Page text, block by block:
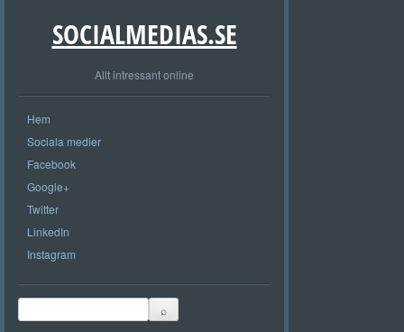
SOCIALMEDIAS.SE
Allt intressant online
Hem
Sociala medier
Facebook
Google+
Twitter
LinkedIn
Instagram